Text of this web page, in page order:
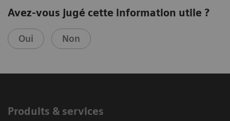
Avez-vous jugé cette information utile ?
Oui Non
Produits & services